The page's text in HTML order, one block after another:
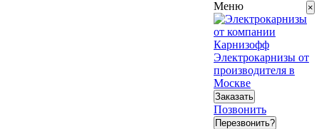
Меню
Электрокарнизы от
производителя в
Москве
Заказать
Позвонить
Перезвонить?
×